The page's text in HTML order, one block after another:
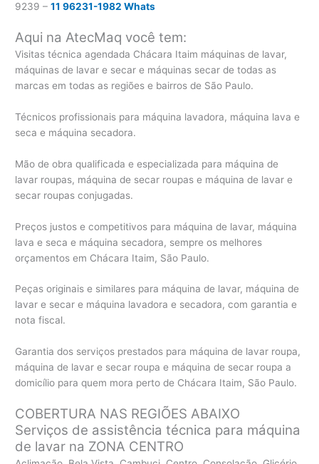
9239 –11 96231-1982 Whats
Aqui na AtecMaq você tem:
Visitas técnica agendada Chácara Itaim máquinas de lavar,
máquinas de lavar e secar e máquinas secar de todas as
marcas em todas as regiões e bairros de São Paulo.
Técnicos profissionais para máquina lavadora, máquina lava e
seca e máquina secadora.
Mão de obra qualificada e especializada para máquina de
lavar roupas, máquina de secar roupas e máquina de lavar e
secar roupas conjugadas.
Preços justos e competitivos para máquina de lavar, máquina
lava e seca e máquina secadora, sempre os melhores
orçamentos em Chácara Itaim, São Paulo.
Peças originais e similares para máquina de lavar, máquina de
lavar e secar e máquina lavadora e secadora, com garantia e
nota fiscal.
Garantia dos serviços prestados para máquina de lavar roupa,
máquina de lavar e secar roupa e máquina de secar roupa a
domicílio para quem mora perto de Chácara Itaim, São Paulo.
COBERTURA NAS REGIÕES ABAIXO
Serviços de assistência técnica para máquina
de lavar na ZONA CENTRO